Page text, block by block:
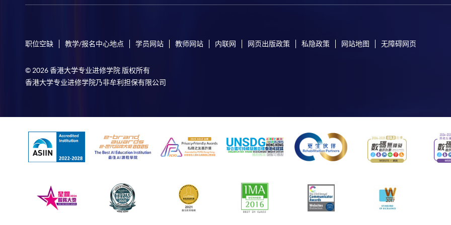
职位空缺 教学/报名中心地点 学员网站 教师网站 内联网 网页出版政策 私隐政策 网站地图 无障碍网页
© 2026 香港大学专业进修学院 版权所有
香港大学专业进修学院乃非牟利担保有限公司